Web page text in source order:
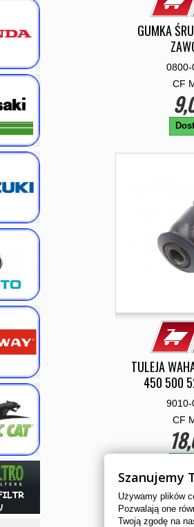
GUMKA
0800-
CF
TULEJA
450 500
9010-
CF
Szanujemy
Używamy plików
Pozwalają one
Twoją zgodę na